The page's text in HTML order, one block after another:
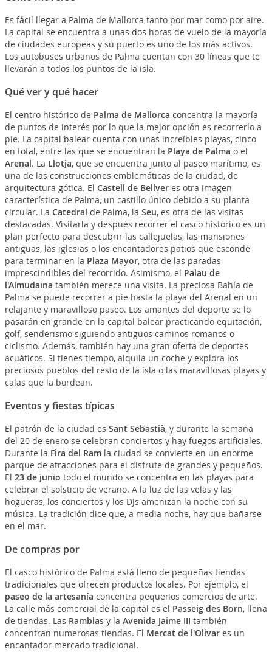
Es fácil llegar a Palma de Mallorca tanto por mar como por aire.
La capital se encuentra a unas dos horas de vuelo de la mayoría
de ciudades europeas y su puerto es uno de los más activos.
Los autobuses urbanos de Palma cuentan con 30 líneas que te
llevarán a todos los puntos de la isla.
Qué ver y qué hacer
El centro histórico de Palma de Mallorca concentra la mayoría
de puntos de interés por lo que la mejor opción es recorrerlo a
pie. La capital balear cuenta con unas increíbles playas, cinco
en total, entre las que se encuentran la Playa de Palma o el
Arenal. La Llotja, que se encuentra junto al paseo marítimo, es
una de las construcciones emblemáticas de la ciudad, de
arquitectura gótica. El Castell de Bellveres otra imagen
característica de Palma, un castillo único debido a su planta
circular. La Catedral de Palma, la Seu, es otra de las visitas
destacadas. Visitarla y después recorrer el casco histórico es un
plan perfecto para descubrir las callejuelas, las mansiones
antiguas, las iglesias o los encantadores patios que esconde
para terminar en la Plaza Mayor, otra de las paradas
imprescindibles del recorrido. Asimismo, el Palau de
l'Almudaina también merece una visita. La preciosa Bahía de
Palma se puede recorrer a pie hasta la playa del Arenal en un
relajante y maravilloso paseo. Los amantes del deporte se lo
pasarán en grande en la capital balear practicando equitación,
golf, senderismo siguiendo antiguos caminos romanos o
ciclismo. Además, también hay una gran oferta de deportes
acuáticos. Si tienes tiempo, alquila un coche y explora los
preciosos pueblos del resto de la isla o las maravillosas playas y
calas que la bordean.
Eventos y fiestas típicas
El patrón de la ciudad es Sant Sebastià, y durante la semana
del 20 de enero se celebran conciertos y hay fuegos artificiales.
Durante la Fira del Ramla ciudad se convierte en un enorme
parque de atracciones para el disfrute de grandes y pequeños.
El 23 de junio todo el mundo se concentra en las playas para
celebrar el solsticio de verano. A la luz de las velas y las
hogueras, los conciertos y los DJs amenizan la noche con su
música. La tradición dice que, a media noche, hay que bañarse
en el mar.
De compras por
El casco histórico de Palma está lleno de pequeñas tiendas
tradicionales que ofrecen productos locales. Por ejemplo, el
paseo de la artesanía concentra pequeños comercios de arte.
La calle más comercial de la capital es el Passeig des Born, llena
de tiendas. Las Ramblasy la Avenida Jaime III también
concentran numerosas tiendas. El Mercat de l'Olivares un
encantador mercado tradicional.